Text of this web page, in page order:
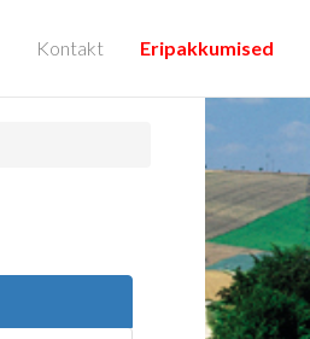
Kontakt Eripakkumised